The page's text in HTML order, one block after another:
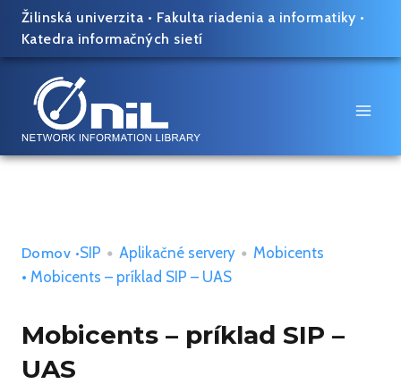
Skip
content
Žilinská univerzita • Fakulta riadenia a informatiky •
Katedra informačných sietí
Domov •SIP • Aplikačné servery • Mobicents
• Mobicents – príklad SIP – UAS
Mobicents – príklad SIP –
UAS